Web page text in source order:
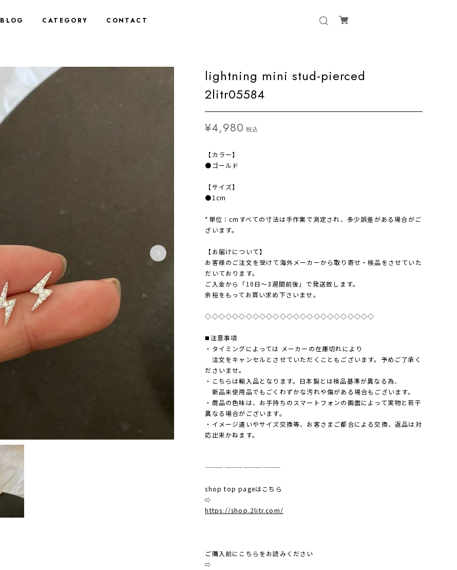
BLOG CATEGORY CONTACT
lightning mini stud-pierced
2litr05584
¥4,980 税込
【カラー】
●ゴールド
【サイズ】
●1cm
*単位：cmすべての寸法は手作業で測定され、多少誤差がある場合がご
ざいます。
【お届けについて】
お客様のご注文を受けて海外メーカーから取り寄せ・検品をさせていた
だいております。
ご入金から「10日～3週間前後」で発送致します。
余裕をもってお買い求め下さいませ。
◇◇◇◇◇◇◇◇◇◇◇◇◇◇◇◇◇◇◇◇◇◇◇◇◇
◼️注意事項
・タイミングによっては メーカーの在庫切れにより
注文をキャンセルとさせていただくこともございます。予めご了承く
ださいませ。
・こちらは輸入品となります。日本製とは検品基準が異なる為、
新品未使用品でもごくわずかな汚れや傷がある場合もございます。
・商品の色味は、お手持ちのスマートフォンの画面によって実物と若干
異なる場合がございます。
・イメージ違いやサイズ交換等、お客さまご都合による交換、返品は対
応出来かねます。
————————————
shop top pageはこちら
⇨
https://shop.2litr.com/
ご購入前にこちらをお読みください
⇨